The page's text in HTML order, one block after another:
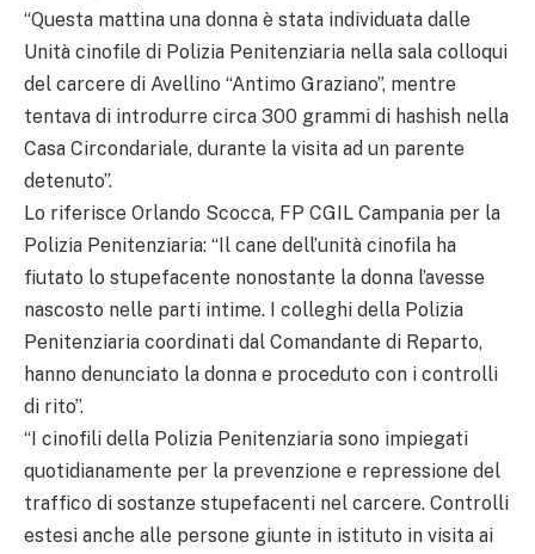
“Questa mattina una donna è stata individuata dalle
Unità cinofile di Polizia Penitenziaria nella sala colloqui
del carcere di Avellino “Antimo Graziano”, mentre
tentava di introdurre circa 300 grammi di hashish nella
Casa Circondariale, durante la visita ad un parente
detenuto”.
Lo riferisce Orlando Scocca, FP CGIL Campania per la
Polizia Penitenziaria: “Il cane dell’unità cinofila ha
fiutato lo stupefacente nonostante la donna l’avesse
nascosto nelle parti intime. I colleghi della Polizia
Penitenziaria coordinati dal Comandante di Reparto,
hanno denunciato la donna e proceduto con i controlli
di rito”.
“I cinofili della Polizia Penitenziaria sono impiegati
quotidianamente per la prevenzione e repressione del
traffico di sostanze stupefacenti nel carcere. Controlli
estesi anche alle persone giunte in istituto in visita ai